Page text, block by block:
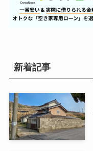
新着記事